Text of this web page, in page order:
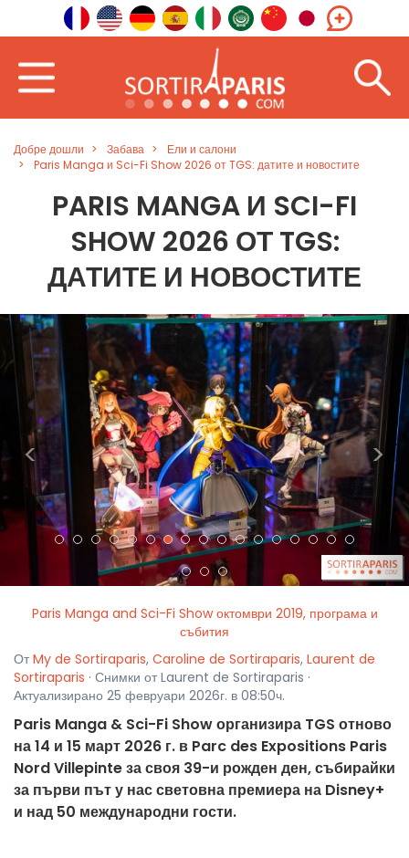
Добре дошли Забава
Ели и салони
Paris Manga и Sci-Fi Show 2026 от TGS: датите и новостите
PARIS MANGA И SCI-FI
SHOW 2026 ОТ TGS:
ДАТИТЕ И НОВОСТИТЕ
< >
Paris Manga and Sci-Fi Show октомври 2019, програма и
събития
От My de Sortiraparis, Caroline de Sortiraparis, Laurent de
Sortiraparis · Снимки от Laurent de Sortiraparis ·
Актуализирано 25 февруари 2026г. в 08:50ч.
Paris Manga & Sci-Fi Show организира TGS отново
на 14 и 15 март 2026 г. в Parc des Expositions Paris
Nord Villepinte за своя 39-и рожден ден, събирайки
за първи път у нас световна премиера на Disney+
и над 50 международни гости.